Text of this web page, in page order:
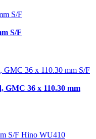
S/F
GMC 36 x 110.30 mm